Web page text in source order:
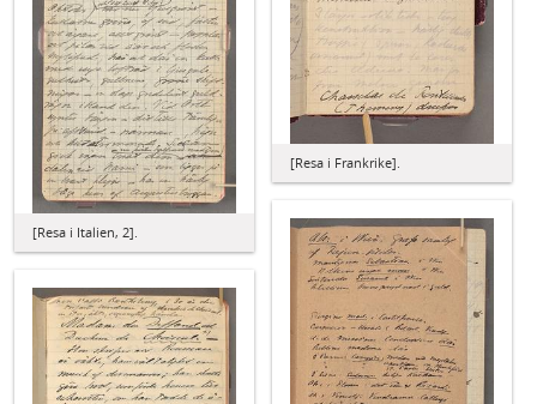
[Resa i Frankrike].
[Resa i Italien, 2].